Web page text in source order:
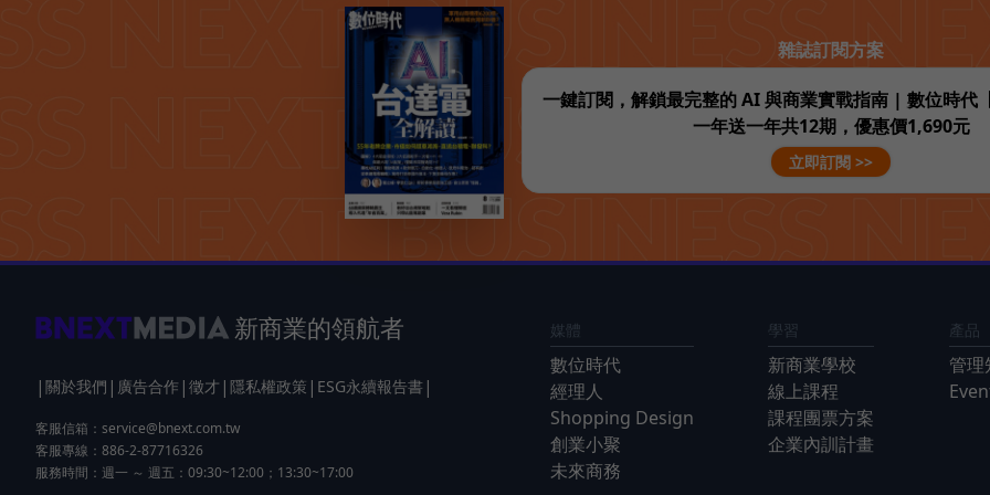
雜誌訂閱方案
一鍵訂閱，解鎖最完整的 AI 與商業實戰指南 | 數位時代
一年送一年共12期，優惠價1,690元
立即訂閱 >>
新商業的領航者
| 關於我們 | 廣告合作 | 徵才 | 隱私權政策 | ESG永續報告書 |
客服信箱： service@bnext.com.tw
客服專線：886-2-87716326
服務時間：週一 ～ 週五：09:30~12:00；13:30~17:00
媒體
數位時代
經理人
Shopping Design
創業小聚
未來商務
學習
新商業學校
線上課程
課程團票方案
企業內訓計畫
產品
管理